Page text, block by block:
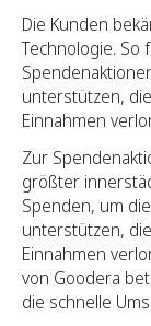
Die Kunden
Technologie.
unterstützen,
Einnahmen
Zur
größter
Spenden, um
unterstützen,
Einnahmen
von Goodera
die schnelle